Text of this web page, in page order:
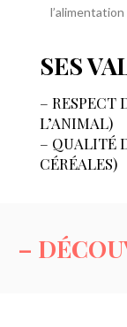
SES
– RESPECT
L’ANIMAL)
– QUALITÉ
CÉRÉALES)
–